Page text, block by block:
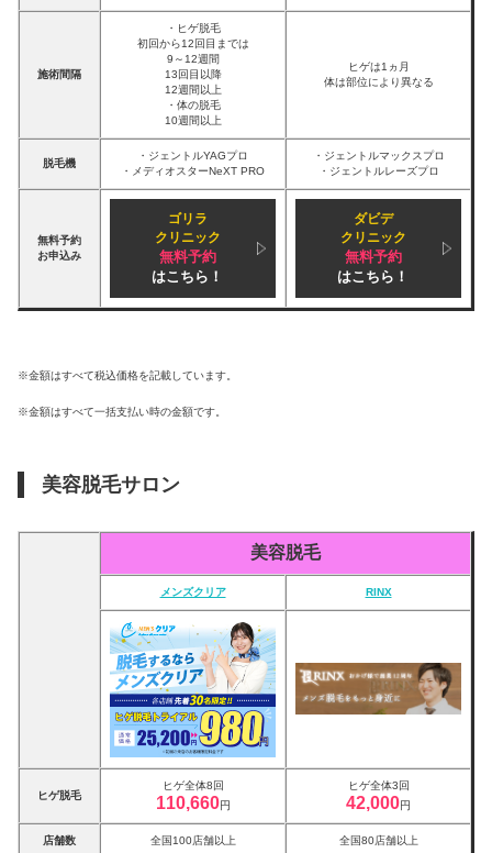
施術間隔
・ヒゲ脱毛
初回から12回目までは
9～12週間
13回目以降
12週間以上
・体の脱毛
10週間以上
ヒゲは1ヵ月
体は部位により異なる
脱毛機
・ジェントルYAGプロ
・メディオスターNeXT PRO
・ジェントルマックスプロ
・ジェントルレーズプロ
無料予約
お申込み
ゴリラ
クリニック
無料予約
はこちら！
ダビデ
クリニック
無料予約
はこちら！
※金額はすべて税込価格を記載しています。
※金額はすべて一括支払い時の金額です。
美容脱毛サロン
美容脱毛
メンズクリア RINX
ヒゲ脱毛
ヒゲ全体8回
110,660円
ヒゲ全体3回
42,000円
店舗数 全国100店舗以上 全国80店舗以上